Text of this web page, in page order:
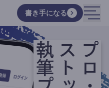
書き手になる